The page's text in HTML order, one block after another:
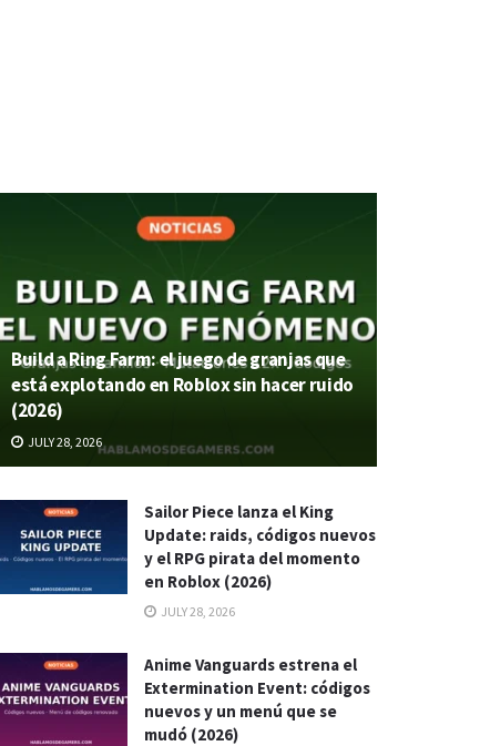
Build a Ring Farm: el juego de granjas que
está explotando en Roblox sin hacer ruido
(2026)
JULY 28, 2026
Sailor Piece lanza el King
Update: raids, códigos nuevos
y el RPG pirata del momento
en Roblox (2026)
JULY 28, 2026
Anime Vanguards estrena el
Extermination Event: códigos
nuevos y un menú que se
mudó (2026)